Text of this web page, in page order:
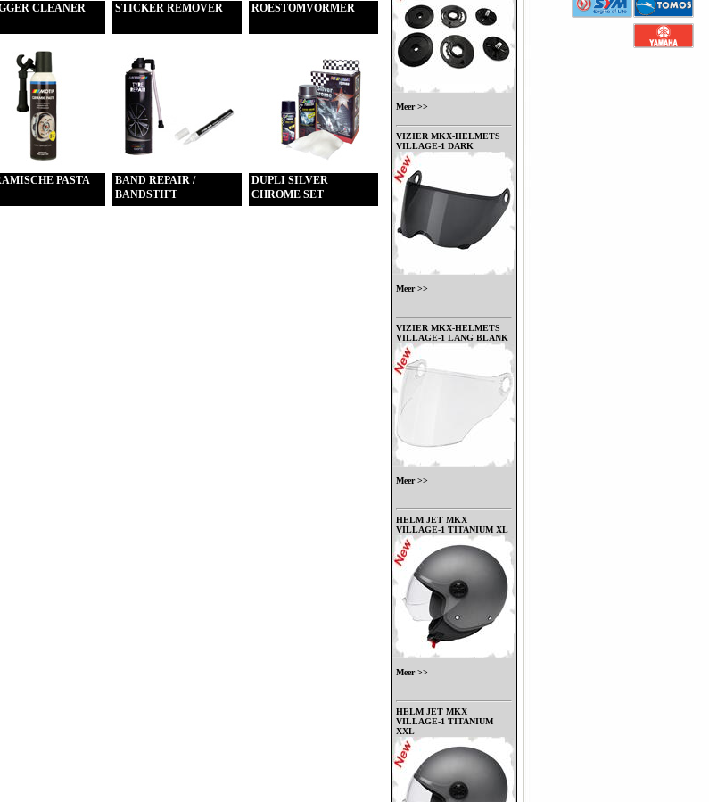
CLEANER STICKER REMOVER ROESTOMVORMER
PASTA
BAND REPAIR /
BANDSTIFT
DUPLI SILVER
CHROME SET
Meer >>
VIZIER MKX-HELMETS
VILLAGE-1 DARK
Meer >>
VIZIER MKX-HELMETS
VILLAGE-1 LANG BLANK
Meer >>
HELM JET MKX
VILLAGE-1 TITANIUM XL
Meer >>
HELM JET MKX
VILLAGE-1 TITANIUM
XXL